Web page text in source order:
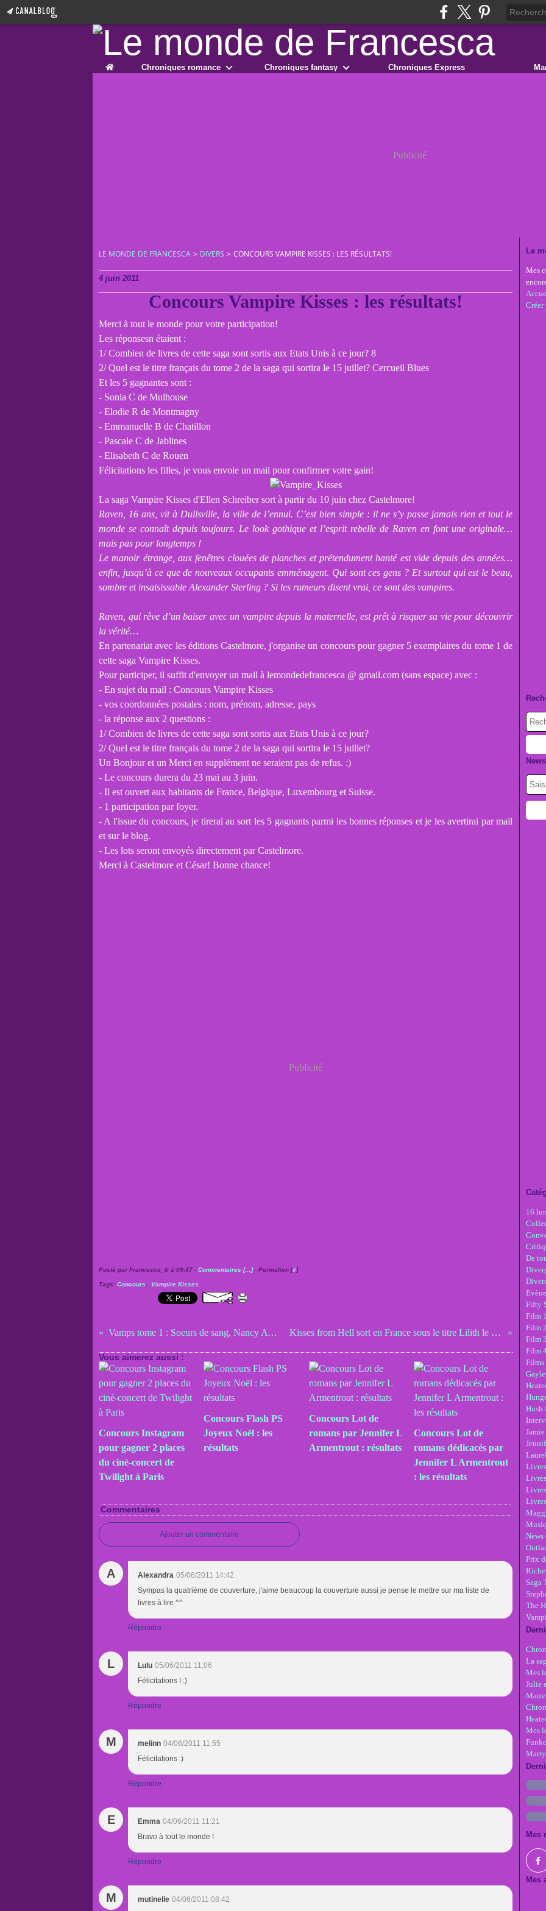
Home Chroniques romance Chroniques fantasy Chroniques Express
Publicité
LE MONDE DE FRANCESCA > DIVERS > CONCOURS VAMPIRE KISSES : LES RÉSULTATS!
4 juin 2011
Concours Vampire Kisses : les résultats!
Merci à tout le monde pour votre participation!
Les réponsesn étaient :
1/ Combien de livres de cette saga sont sortis aux Etats Unis à ce jour? 8
2/ Quel est le titre français du tome 2 de la saga qui sortira le 15 juillet? Cercueil Blues
Et les 5 gagnantes sont :
- Sonia C de Mulhouse
- Elodie R de Montmagny
- Emmanuelle B de Chatillon
- Pascale C de Jablines
- Elisabeth C de Rouen
Félicitations les filles, je vous envoie un mail pour confirmer votre gain!
La saga Vampire Kisses d'Ellen Schreiber sort à partir du 10 juin chez Castelmore!
Raven, 16 ans, vit à Dullsville, la ville de l’ennui. C’est bien simple : il ne s’y passe jamais rien et tout le
monde se connaît depuis toujours. Le look gothique et l’esprit rebelle de Raven en font une originale…
mais pas pour longtemps !
Le manoir étrange, aux fenêtres clouées de planches et prétendument hanté est vide depuis des années…
enfin, jusqu’à ce que de nouveaux occupants emménagent. Qui sont ces gens ? Et surtout qui est le beau,
sombre et insaisissable Alexander Sterling ? Si les rumeurs disent vrai, ce sont des vampires.
Raven, qui rêve d’un baiser avec un vampire depuis la maternelle, est prêt à risquer sa vie pour découvrir
la vérité…
En partenariat avec les éditions Castelmore, j'organise un concours pour gagner 5 exemplaires du tome 1 de
cette saga Vampire Kisses.
Pour participer, il suffit d'envoyer un mail à lemondedefrancesca @ gmail.com (sans espace) avec :
- En sujet du mail : Concours Vampire Kisses
- vos coordonnées postales : nom, prénom, adresse, pays
- la réponse aux 2 questions :
1/ Combien de livres de cette saga sont sortis aux Etats Unis à ce jour?
2/ Quel est le titre français du tome 2 de la saga qui sortira le 15 juillet?
Un Bonjour et un Merci en supplément ne seraient pas de refus. :)
- Le concours durera du 23 mai au 3 juin.
- Il est ouvert aux habitants de France, Belgique, Luxembourg et Suisse.
- 1 participation par foyer.
- A l'issue du concours, je tirerai au sort les 5 gagnants parmi les bonnes réponses et je les avertirai par mail
et sur le blog.
- Les lots seront envoyés directement par Castelmore.
Merci à Castelmore et César! Bonne chance!
Publicité
Posté par Francesca_fr à 09:47 - Commentaires [… ]- Permalien [#]
Tags: Concours Vampire Kisses
Vamps tome 1 : Soeurs de sang, Nancy A Collins Kisses from Hell sort en France sous le titre Lilith le 20 juillet
Vous aimerez aussi :
Concours Instagram
pour gagner 2 places
du ciné-concert de
Twilight à Paris
Concours Flash PS
Joyeux Noël : les
résultats
Concours Lot de
romans par Jennifer L
Armentrout : résultats
Concours Lot de
romans dédicacés par
Jennifer L Armentrout
: les résultats
Commentaires
Ajouter un commentaire
A Alexandra 05/06/2011 14:42
Sympas la quatrième de couverture, j'aime beaucoup la couverture aussi je pense le mettre sur ma liste de
livres à lire ^^
Répondre
L Lulu 05/06/2011 11:06
Félicitations ! :)
Répondre
M melinn 04/06/2011 11:55
Félicitations :)
Répondre
E Emma 04/06/2011 11:21
Bravo à tout le monde !
Répondre
M mutinelle 04/06/2011 08:42
Le
Mes
16
De
Fifty
Film
Film
Film
Film
Films
Hush
Livres
News
Prix
Saga
The
La
Mes
Julie
Mes
Mes
Mes